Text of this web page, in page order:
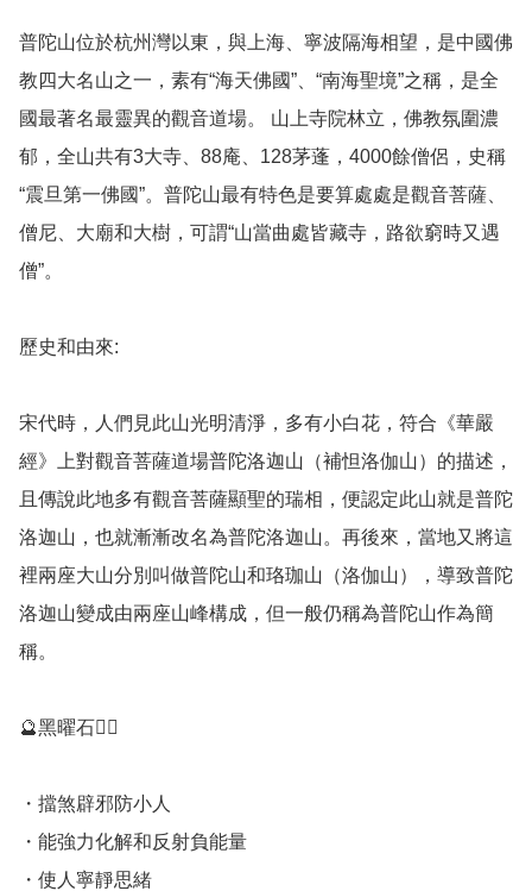
普陀山位於杭州灣以東，與上海、寧波隔海相望，是中國佛
教四大名山之一，素有“海天佛國”、“南海聖境”之稱，是全
國最著名最靈異的觀音道場。 山上寺院林立，佛教氛圍濃
郁，全山共有3大寺、88庵、128茅蓬，4000餘僧侶，史稱
“震旦第一佛國”。普陀山最有特色是要算處處是觀音菩薩、
僧尼、大廟和大樹，可謂“山當曲處皆藏寺，路欲窮時又遇
僧”。
歷史和由來:
宋代時，人們見此山光明清淨，多有小白花，符合《華嚴
經》上對觀音菩薩道場普陀洛迦山（補怛洛伽山）的描述，
且傳說此地多有觀音菩薩顯聖的瑞相，便認定此山就是普陀
洛迦山，也就漸漸改名為普陀洛迦山。再後來，當地又將這
裡兩座大山分別叫做普陀山和珞珈山（洛伽山），導致普陀
洛迦山變成由兩座山峰構成，但一般仍稱為普陀山作為簡
稱。
🔮黑曜石💁‍♀️
・擋煞辟邪防小人
・能強力化解和反射負能量
・使人寧靜思緒